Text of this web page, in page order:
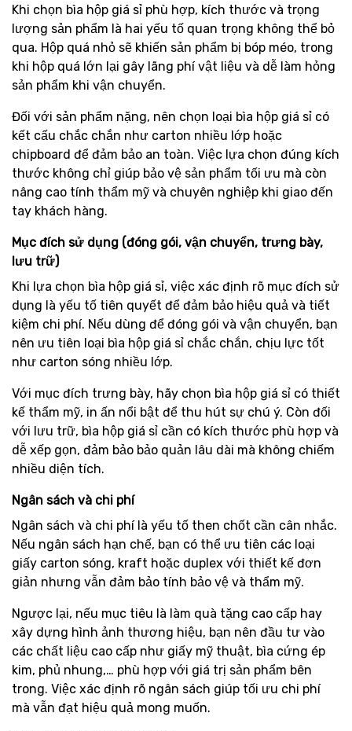
Khi chọn bìa hộp giá sỉ phù hợp, kích thước và trọng
lượng sản phẩm là hai yếu tố quan trọng không thể bỏ
qua. Hộp quá nhỏ sẽ khiến sản phẩm bị bóp méo, trong
khi hộp quá lớn lại gây lãng phí vật liệu và dễ làm hỏng
sản phẩm khi vận chuyển.
Đối với sản phẩm nặng, nên chọn loại bìa hộp giá sỉ có
kết cấu chắc chắn như carton nhiều lớp hoặc
chipboard để đảm bảo an toàn. Việc lựa chọn đúng kích
thước không chỉ giúp bảo vệ sản phẩm tối ưu mà còn
nâng cao tính thẩm mỹ và chuyên nghiệp khi giao đến
tay khách hàng.
Mục đích sử dụng (đóng gói, vận chuyển, trưng bày,
lưu trữ)
Khi lựa chọn bìa hộp giá sỉ, việc xác định rõ mục đích sử
dụng là yếu tố tiên quyết để đảm bảo hiệu quả và tiết
kiệm chi phí. Nếu dùng để đóng gói và vận chuyển, bạn
nên ưu tiên loại bìa hộp giá sỉ chắc chắn, chịu lực tốt
như carton sóng nhiều lớp.
Với mục đích trưng bày, hãy chọn bìa hộp giá sỉ có thiết
kế thẩm mỹ, in ấn nổi bật để thu hút sự chú ý. Còn đối
với lưu trữ, bìa hộp giá sỉ cần có kích thước phù hợp và
dễ xếp gọn, đảm bảo bảo quản lâu dài mà không chiếm
nhiều diện tích.
Ngân sách và chi phí
Ngân sách và chi phí là yếu tố then chốt cần cân nhắc.
Nếu ngân sách hạn chế, bạn có thể ưu tiên các loại
giấy carton sóng, kraft hoặc duplex với thiết kế đơn
giản nhưng vẫn đảm bảo tính bảo vệ và thẩm mỹ.
Ngược lại, nếu mục tiêu là làm quà tặng cao cấp hay
xây dựng hình ảnh thương hiệu, bạn nên đầu tư vào
các chất liệu cao cấp như giấy mỹ thuật, bìa cứng ép
kim, phủ nhung,… phù hợp với giá trị sản phẩm bên
trong. Việc xác định rõ ngân sách giúp tối ưu chi phí
mà vẫn đạt hiệu quả mong muốn.